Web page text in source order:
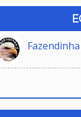
Fazendinha